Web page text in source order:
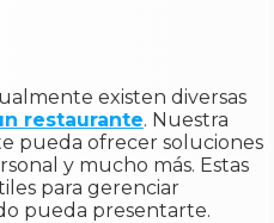
existen diversas
restaurante. Nuestra
pueda ofrecer soluciones
y mucho más. Estas
para gerenciar
pueda presentarte.